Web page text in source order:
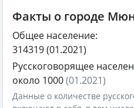
Факты о городе
Общее население:
314319(01.2021)
Русскоговорящее
около 1000(01.2021)
Данные о количестве